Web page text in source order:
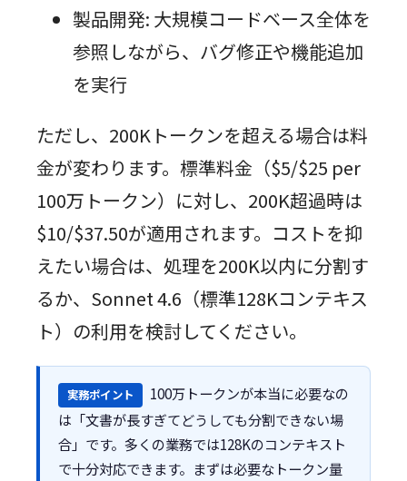
製品開発: 大規模コードベース全体を
参照しながら、バグ修正や機能追加
を実行
ただし、200Kトークンを超える場合は料
金が変わります。標準料金（$5/$25 per
100万トークン）に対し、200K超過時は
$10/$37.50が適用されます。コストを抑
えたい場合は、処理を200K以内に分割す
るか、Sonnet 4.6（標準128Kコンテキス
ト）の利用を検討してください。
実務ポイント
100万トークンが本当に必要なの
は「文書が長すぎてどうしても分割できない場
合」です。多くの業務では128Kのコンテキスト
で十分対応できます。まずは必要なトークン量